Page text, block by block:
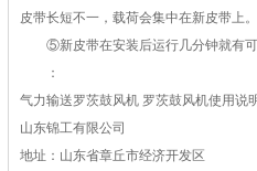
皮带长短不一，载荷会集中在新皮带上。
⑤新皮带在安装后运行几分钟就有可
：
气力输送罗茨鼓风机 罗茨鼓风机使用说
山东锦工有限公司
地址：山东省章丘市经济开发区